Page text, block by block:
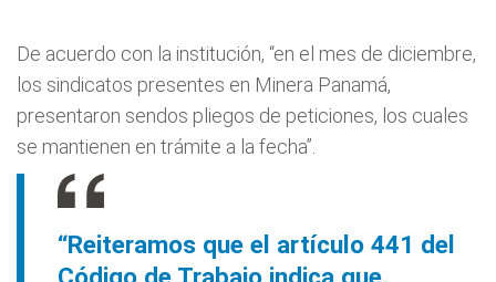
De acuerdo con la institución, “en el mes de diciembre,
los sindicatos presentes en Minera Panamá,
presentaron sendos pliegos de peticiones, los cuales
se mantienen en trámite a la fecha”.
“Reiteramos que el artículo 441 del